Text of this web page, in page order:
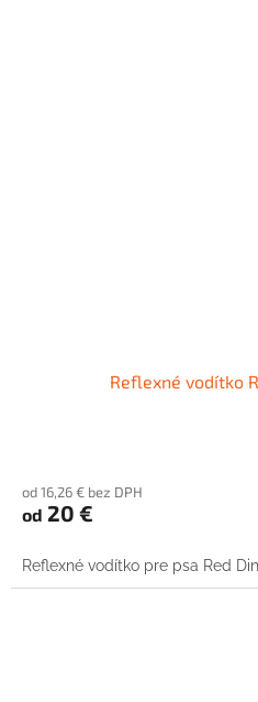
Reflexné vodítko
od 16,26 € bez DPH
od 20 €
Reflexné vodítko pre psa Red